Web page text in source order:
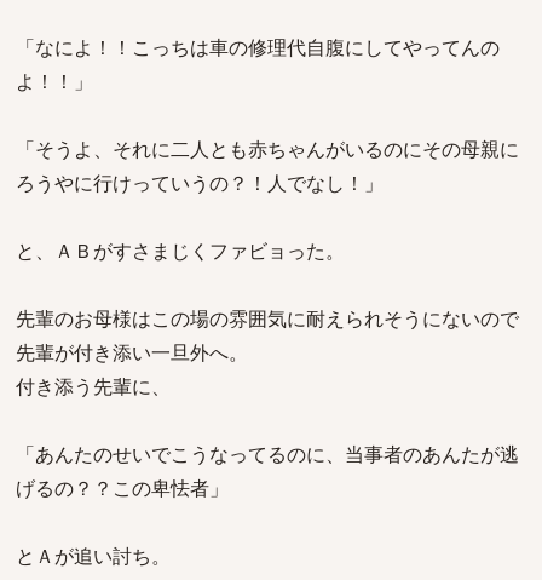
「なによ！！こっちは車の修理代自腹にしてやってんの
よ！！」
「そうよ、それに二人とも赤ちゃんがいるのにその母親に
ろうやに行けっていうの？！人でなし！」
と、ＡＢがすさまじくファビョった。
先輩のお母様はこの場の雰囲気に耐えられそうにないので
先輩が付き添い一旦外へ。
付き添う先輩に、
「あんたのせいでこうなってるのに、当事者のあんたが逃
げるの？？この卑怯者」
とＡが追い討ち。